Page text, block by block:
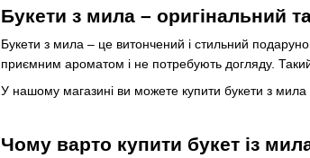
Букети з мила – оригінальний
Букети з мила – це витончений і стильний
приємним ароматом і не потребують догляду.
У нашому магазині ви можете купити букети з мила
Чому варто купити букет із